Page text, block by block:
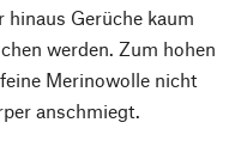
Gerüche kaum
werden. Zum hohen
Merinowolle nicht
anschmiegt.